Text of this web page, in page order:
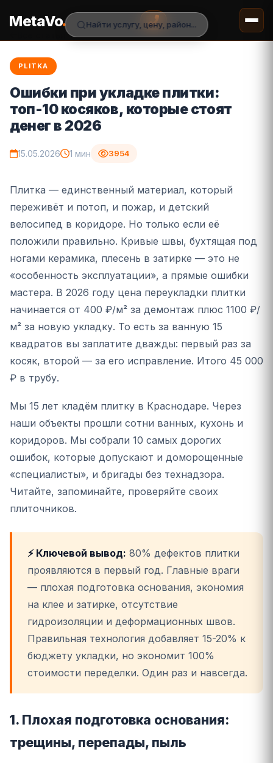
MetaVo.
PLITKA
Ошибки при укладке плитки:
топ-10 косяков, которые стоят
денег в 2026
15.05.2026 1 мин 3954
Плитка — единственный материал, который
переживёт и потоп, и пожар, и детский
велосипед в коридоре. Но только если её
положили правильно. Кривые швы, бухтящая под
ногами керамика, плесень в затирке — это не
«особенность эксплуатации», а прямые ошибки
мастера. В 2026 году цена переукладки плитки
начинается от 400 ₽/м² за демонтаж плюс 1100 ₽/
м² за новую укладку. То есть за ванную 15
квадратов вы заплатите дважды: первый раз за
косяк, второй — за его исправление. Итого 45 000
₽ в трубу.
Мы 15 лет кладём плитку в Краснодаре. Через
наши объекты прошли сотни ванных, кухонь и
коридоров. Мы собрали 10 самых дорогих
ошибок, которые допускают и доморощенные
«специалисты», и бригады без технадзора.
Читайте, запоминайте, проверяйте своих
плиточников.
⚡ Ключевой вывод: 80% дефектов плитки
проявляются в первый год. Главные враги
— плохая подготовка основания, экономия
на клее и затирке, отсутствие
гидроизоляции и деформационных швов.
Правильная технология добавляет 15-20% к
бюджету укладки, но экономит 100%
стоимости переделки. Один раз и навсегда.
1. Плохая подготовка основания:
трещины, перепады, пыль
Найти услугу, цену, район...